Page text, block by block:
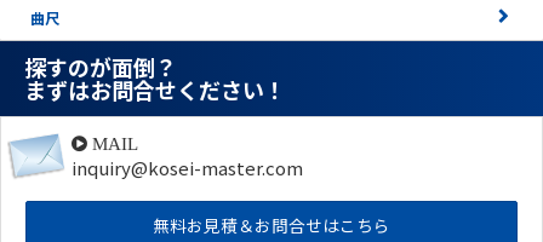
曲尺
探すのが面倒？
まずはお問合せください！
MAIL
inquiry@kosei-master.com
無料お見積＆お問合せはこちら